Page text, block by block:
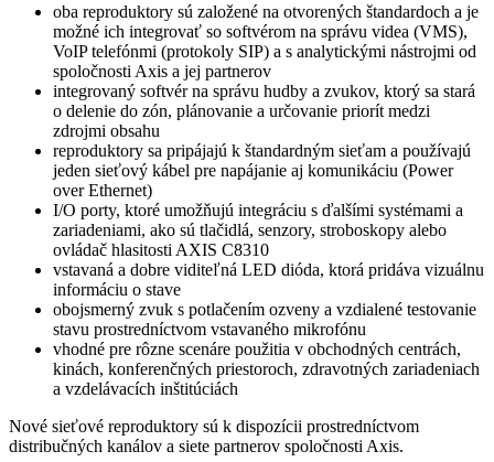
oba reproduktory sú založené na otvorených štandardoch a je
možné ich integrovať so softvérom na správu videa (VMS),
VoIP telefónmi (protokoly SIP) a s analytickými nástrojmi od
spoločnosti Axis a jej partnerov
integrovaný softvér na správu hudby a zvukov, ktorý sa stará
o delenie do zón, plánovanie a určovanie priorít medzi
zdrojmi obsahu
reproduktory sa pripájajú k štandardným sieťam a používajú
jeden sieťový kábel pre napájanie aj komunikáciu (Power
over Ethernet)
I/O porty, ktoré umožňujú integráciu s ďalšími systémami a
zariadeniami, ako sú tlačidlá, senzory, stroboskopy alebo
ovládač hlasitosti AXIS C8310
vstavaná a dobre viditeľná LED dióda, ktorá pridáva vizuálnu
informáciu o stave
obojsmerný zvuk s potlačením ozveny a vzdialené testovanie
stavu prostredníctvom vstavaného mikrofónu
vhodné pre rôzne scenáre použitia v obchodných centrách,
kinách, konferenčných priestoroch, zdravotných zariadeniach
a vzdelávacích inštitúciách
Nové sieťové reproduktory sú k dispozícii prostredníctvom
distribučných kanálov a siete partnerov spoločnosti Axis.